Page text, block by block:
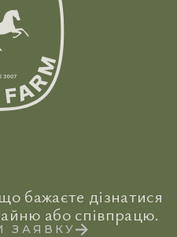
бажаєте дізнатися
або співпрацю.
ЗАЯВКУ